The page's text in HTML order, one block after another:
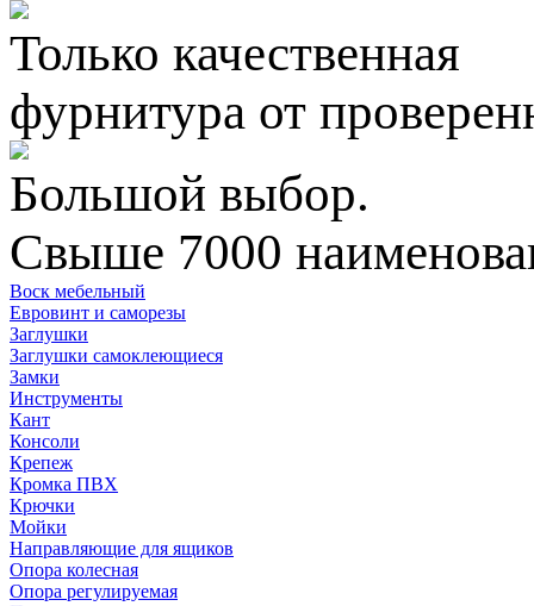
Только качественная
фурнитура от
Большой выбор.
Свыше 7000
Воск мебельный
Евровинт и саморезы
Заглушки
Заглушки самоклеющиеся
Замки
Инструменты
Кант
Консоли
Крепеж
Кромка ПВХ
Крючки
Мойки
Направляющие для ящиков
Опора колесная
Опора регулируемая